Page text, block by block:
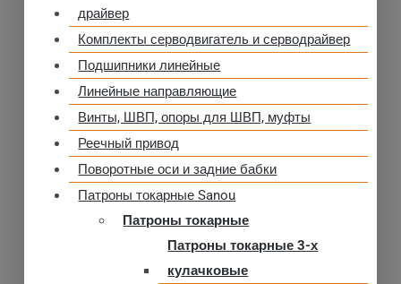
драйвер
Комплекты серводвигатель и серводрайвер
Подшипники линейные
Линейные направляющие
Винты, ШВП, опоры для ШВП, муфты
Реечный привод
Поворотные оси и задние бабки
Патроны токарные Sanou
Патроны токарные
Патроны токарные 3-х
кулачковые